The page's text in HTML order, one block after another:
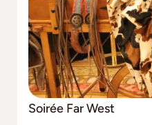
Soirée Far West